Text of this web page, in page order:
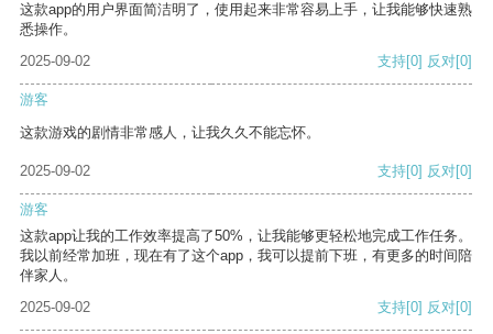
这款app的用户界面简洁明了，使用起来非常容易上手，让我能够快速熟
悉操作。
2025-09-02
支持[0] 反对[0]
游客
这款游戏的剧情非常感人，让我久久不能忘怀。
2025-09-02 支持[0] 反对[0]
游客
这款app让我的工作效率提高了50%，让我能够更轻松地完成工作任务。
我以前经常加班，现在有了这个app，我可以提前下班，有更多的时间陪
伴家人。
2025-09-02
支持[0] 反对[0]